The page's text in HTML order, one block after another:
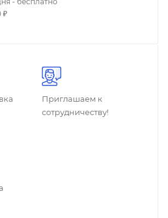
₽
Приглашаем к
сотрудничеству!